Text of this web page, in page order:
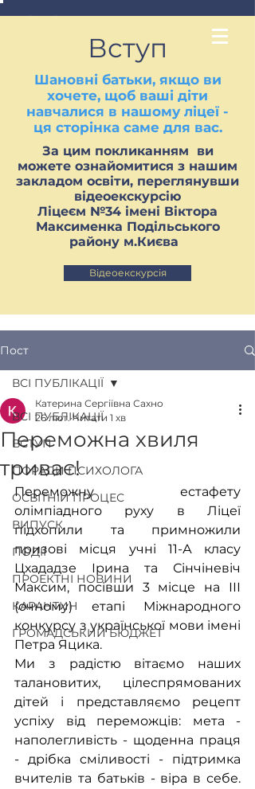
Вступ
Шановні батьки, якщо ви
хочете, щоб ваші діти
навчалися в нашому ліцеї -
ця сторінка саме для вас.
За цим покликанням ви
можете ознайомитися з нашим
закладом освіти, переглянувши
відеоекскурсію
Ліцеєм №34 імені Віктора
Максименка Подільського
району м.Києва
Відеоекскурсія
Пост
ВСІ ПУБЛІКАЦІЇ
ВСТУП
ПОРАДИ ПСИХОЛОГА
ОСВІТНІЙ ПРОЦЕС
ВИПУСК
ПОДІЇ
ПРОЕКТНІ НОВИНИ
КАРАНТИН
ГРОМАДСЬКИЙ БЮДЖЕТ
ВСІ ПУБЛІКАЦІЇ
Переможна хвиля
триває!
Катерина Сергіївна Сахно
26 лют. Читати 1 хв
Переможну естафету
олімпіадного руху в Ліцеї
підхопили та примножили
призові місця учні 11-А класу
Цхададзе Ірина та Сінчіневіч
Максим, посівши 3 місце на ІІІ
(очному) етапі Міжнародного
конкурсу з української мови імені
Петра Яцика.
Ми з радістю вітаємо наших
талановитих, цілеспрямованих
дітей і представляємо рецепт
успіху від переможців: мета -
наполегливість - щоденна праця
- дрібка сміливості - підтримка
вчителів та батьків - віра в себе.